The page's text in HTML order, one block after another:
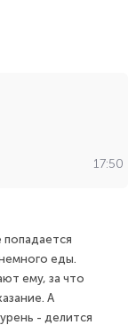
17:50
еды.
ему, за что
А
- делится